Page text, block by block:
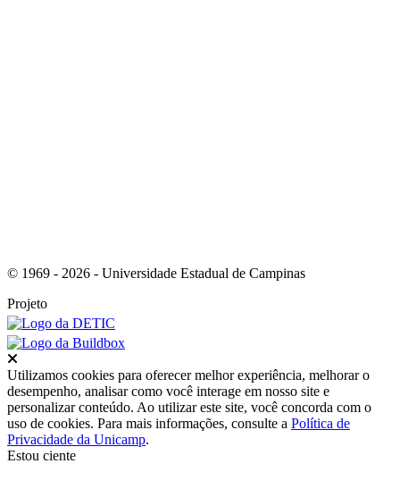
© 1969 - 2026 - Universidade Estadual de Campinas
Projeto
Utilizamos cookies para oferecer melhor experiência, melhorar o
desempenho, analisar como você interage em nosso site e
personalizar conteúdo. Ao utilizar este site, você concorda com o
uso de cookies. Para mais informações, consulte a Política de
Privacidade da Unicamp.
Estou ciente